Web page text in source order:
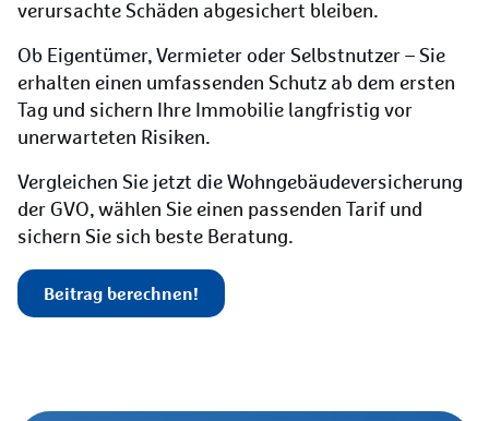
verursachte Schäden abgesichert bleiben.
Ob Eigentümer, Vermieter oder Selbstnutzer – Sie
erhalten einen umfassenden Schutz ab dem ersten
Tag und sichern Ihre Immobilie langfristig vor
unerwarteten Risiken.
Vergleichen Sie jetzt die Wohngebäudeversicherung
der GVO, wählen Sie einen passenden Tarif und
sichern Sie sich beste Beratung.
Beitrag berechnen!